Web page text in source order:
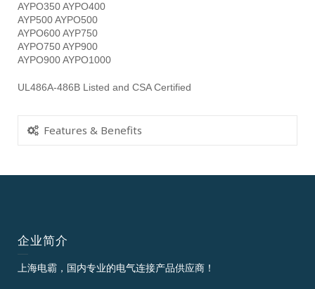
AYPO350 AYPO400
AYP500 AYPO500
AYPO600 AYP750
AYPO750 AYP900
AYPO900 AYPO1000
UL486A-486B Listed and CSA Certified
Features & Benefits
企业简介
上海电霸，国内专业的电气连接产品供应商！